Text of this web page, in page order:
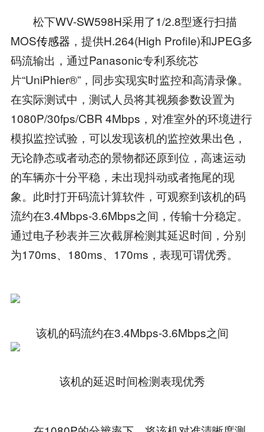
松下WV-SW598H采用了1/2.8型逐行扫描
MOS传感器 ，提供H.264(High Profile)和JPEG多
码流输出，通过Panasonic专利系统芯
片“UniPhier®”，同步实现实时监控和高清录像。
在实际测试中，测试人员将其视频参数设置为
1080P/30fps/CBR 4Mbps，对准室外的环境进行
模拟监控试验，可以发现该机的监控效果出色，
无论静态或者动态的景物都还原到位，高速运动
的车辆亦十分平稳，未出现抖动或者拖尾的现
象。此时打开码流计算软件，可观察到该机的码
流约在3.4Mbps-3.6Mbps之间，传输十分稳定。
通过电子秒表并三次截屏检测其延迟时间，分别
为170ms、180ms、170ms，表现可谓优秀。
该机的码流约在3.4Mbps-3.6Mbps之间
该机的延迟时间检测表现优秀